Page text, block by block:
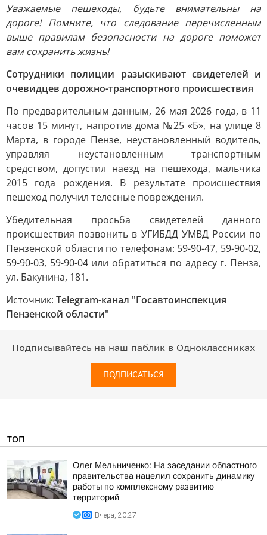
Уважаемые пешеходы, будьте внимательны на
дороге! Помните, что следование перечисленным
выше правилам безопасности на дороге поможет
вам сохранить жизнь!
Сотрудники полиции разыскивают свидетелей и
очевидцев дорожно-транспортного происшествия
По предварительным данным, 26 мая 2026 года, в 11
часов 15 минут, напротив дома №25 «Б», на улице 8
Марта, в городе Пензе, неустановленный водитель,
управляя неустановленным транспортным
средством, допустил наезд на пешехода, мальчика
2015 года рождения. В результате происшествия
пешеход получил телесные повреждения.
Убедительная просьба свидетелей данного
происшествия позвонить в УГИБДД УМВД России по
Пензенской области по телефонам: 59-90-47, 59-90-02,
59-90-03, 59-90-04 или обратиться по адресу г. Пенза,
ул. Бакунина, 181.
Источник: Telegram-канал "Госавтоинспекция
Пензенской области"
Подписывайтесь на наш паблик в Одноклассниках
ПОДПИСАТЬСЯ
ТОП
Олег Мельниченко: На заседании областного
правительства нацелил сохранить динамику
работы по комплексному развитию
территорий
Вчера, 20:27